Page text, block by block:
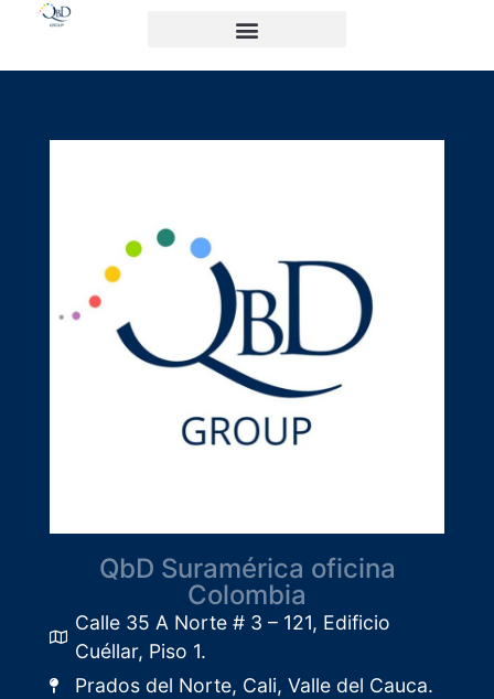
QbD Suramérica oficina
Colombia
Calle 35 A Norte # 3 – 121, Edificio
Cuéllar, Piso 1.​
Prados del Norte, Cali, Valle del Cauca.